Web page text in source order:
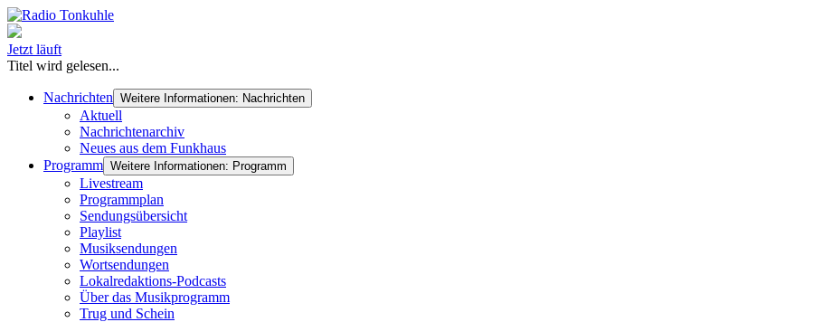
Jetzt läuft
Titel wird gelesen...
Nachrichten Weitere Informationen: Nachrichten
Aktuell
Nachrichtenarchiv
Neues aus dem Funkhaus
Programm Weitere Informationen: Programm
Livestream
Programmplan
Sendungsübersicht
Playlist
Musiksendungen
Wortsendungen
Lokalredaktions-Podcasts
Über das Musikprogramm
Trug und Schein